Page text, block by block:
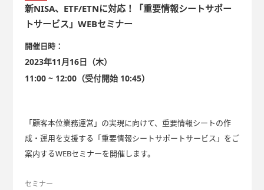
新NISA、ETF/ETNに対応！「重要情報シートサポー
トサービス」WEBセミナー
開催日時：
2023年11月16日（木）
11:00 ~ 12:00（受付開始 10:45）
「顧客本位業務運営」の実現に向けて、重要情報シートの作
成・運用を支援する「重要情報シートサポートサービス」をご
案内するWEBセミナーを開催します。
セミナー